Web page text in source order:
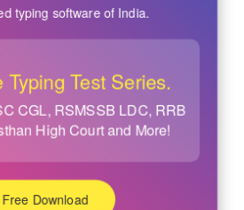
typing software of India.
Typing Test Series.
CGL, RSMSSB LDC, RRB
High Court and More!
Free Download